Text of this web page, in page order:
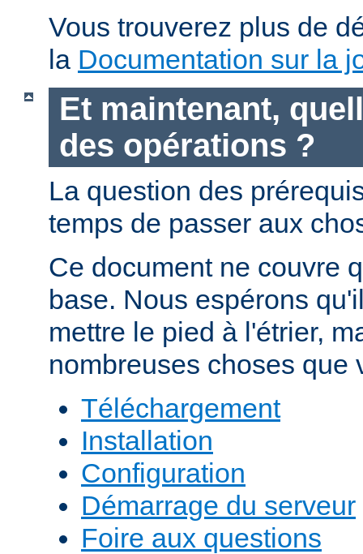
Vous trouverez plus de
la Documentation sur la
Et maintenant,
des opérations ?
La question des
temps de passer aux
Ce document ne couvre
base. Nous espérons
mettre le pied à l'étrier,
nombreuses choses que
Téléchargement
Installation
Configuration
Démarrage du serveur
Foire aux questions